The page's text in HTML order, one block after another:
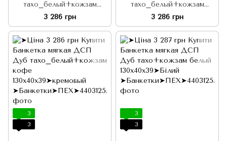
тахо_белый+кожзам
белый 130х40х39
3 286 грн
тахо_белый+кожзам
коричневый 130х40х39
3 286 грн
3
3
3
3